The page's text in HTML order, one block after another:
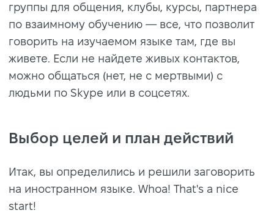
группы для общения, клубы, курсы, партнера
по взаимному обучению — все, что позволит
говорить на изучаемом языке там, где вы
живете. Если не найдете живых контактов,
можно общаться (нет, не с мертвыми) с
людьми по Skype или в соцсетях.
Выбор целей и план действий
Итак, вы определились и решили заговорить
на иностранном языке. Whoa! That's a nice
start!